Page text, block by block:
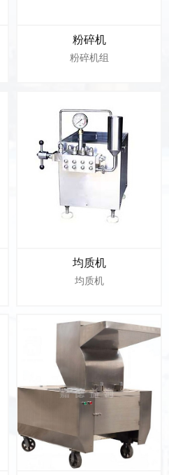
粉碎机
粉碎机组
均质机
均质机